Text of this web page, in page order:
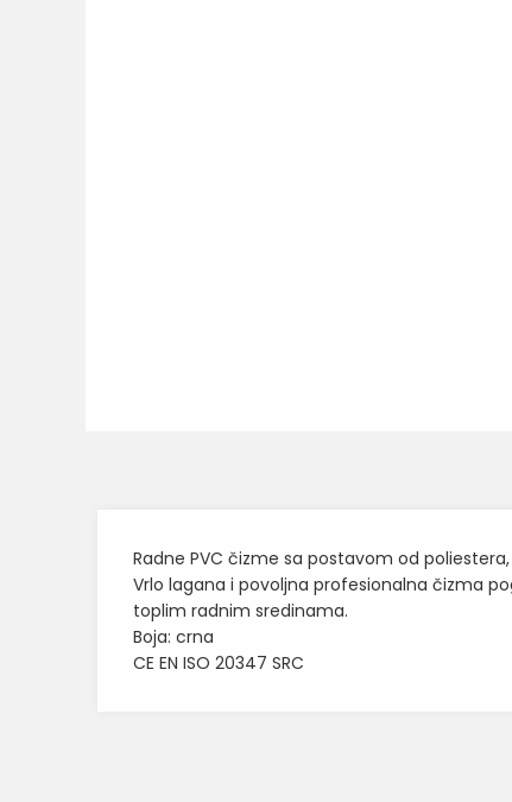
Radne PVC čizme sa postavom od
Vrlo lagana i povoljna profesionalna čizma
toplim radnim sredinama.
Boja: crna
CE EN ISO 20347 SRC